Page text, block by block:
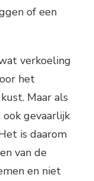
of een
verkoeling
het
Maar als
gevaarlijk
is daarom
van de
en niet